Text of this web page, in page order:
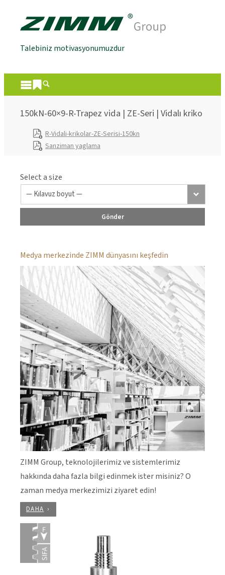
Talebiniz motivasyonumuzdur
150kN-60×9-R-Trapez vida | ZE-Seri | Vidalı kriko
R-Vidali-krikolar-ZE-Serisi-150kn
Sanziman yaglama
Select a size
Gönder
Medya merkezinde ZIMM dünyasını keşfedin
ZIMM Group, teknolojilerimiz ve sistemlerimiz
hakkında daha fazla bilgi edinmek ister misiniz? O
zaman medya merkezimizi ziyaret edin!
DAHA